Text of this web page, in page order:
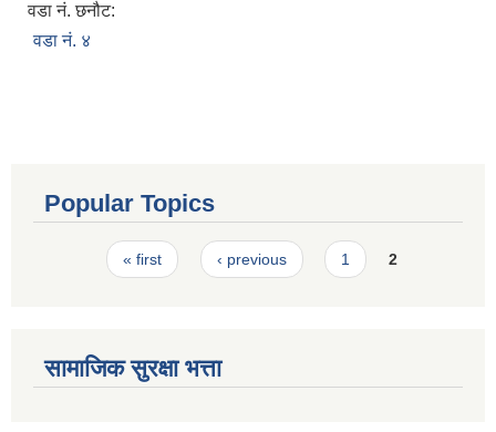
वडा नं. छनौट:
वडा नं. ४
Popular Topics
Pages« first ‹ previous 1 2
सामाजिक सुरक्षा भत्ता